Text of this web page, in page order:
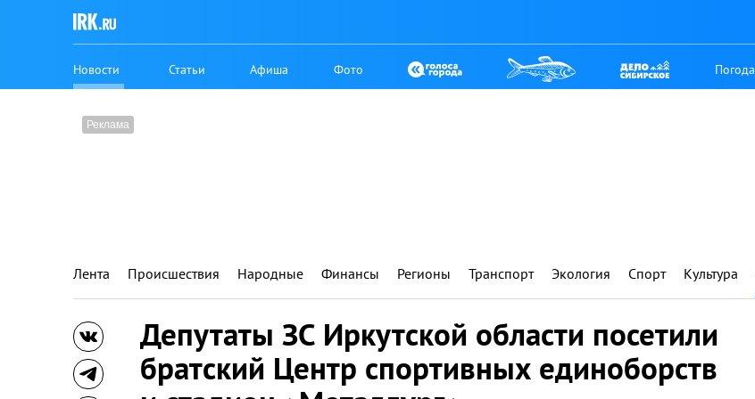
Новости Статьи Афиша Фото Погода
Лента Происшествия Народные Финансы Регионы Транспорт Экология Спорт Культура
Депутаты ЗС Иркутской области посетили
братский Центр спортивных единоборств